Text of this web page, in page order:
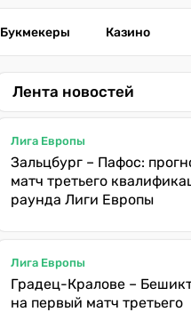
Букмекеры Казино
Лента новостей
Лига Европы
Зальцбург – Пафос:
матч третьего
раунда Лиги Европы
Лига Европы
Градец-Кралове –
на первый матч третьего